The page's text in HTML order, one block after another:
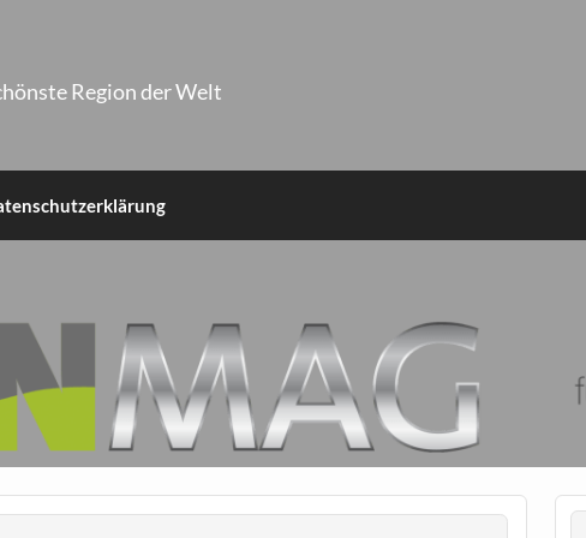
Region der Welt